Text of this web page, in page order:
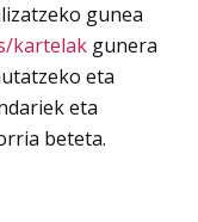
gunea
kartelak gunera
eta
eta
beteta.